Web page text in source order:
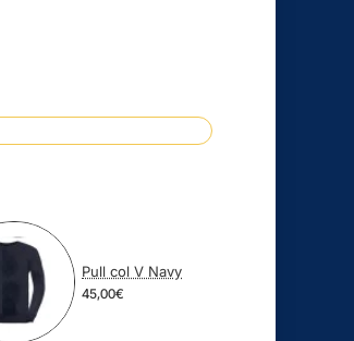
Pull col V Navy
45,00€